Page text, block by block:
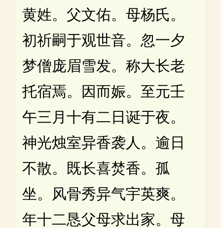
黄姓。父文佑。母杨氏。
初祈嗣于观世音。忽一夕
梦僧庞眉雪发。称大长老
托宿焉。因而娠。至元壬
午三月十有二日诞于夜。
神光烛室异香袭人。逾日
不散。既长喜焚香。孤
坐。风骨秀异气宇英爽。
年十二恳父母求出家。母